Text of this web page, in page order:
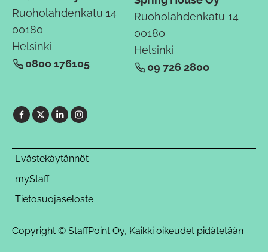
Ruoholahdenkatu 14
00180
Helsinki
0800 176105
Ruoholahdenkatu 14
00180
Helsinki
09 726 2800
Evästekäytännöt
myStaff
Tietosuojaseloste
Copyright © StaffPoint Oy, Kaikki oikeudet pidätetään